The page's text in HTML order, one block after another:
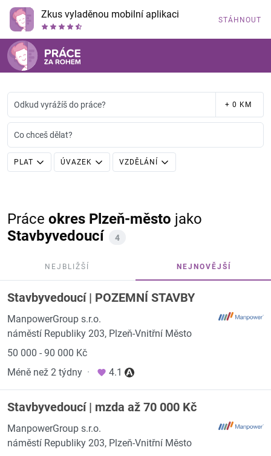
Zkus vyladěnou mobilní aplikaci STÁHNOUT
Odkud vyrážíš do práce? + 0 KM
Co chceš dělat?
PLAT ÚVAZEK VZDĚLÁNÍ
Práce okres Plzeň-město jako
Stavbyvedoucí
4
NEJBLIŽŠÍ NEJNOVĚJŠÍ
Stavbyvedoucí | POZEMNÍ STAVBY
ManpowerGroup s.r.o.
náměstí Republiky 203, Plzeň-Vnitřní Město
50 000 - 90 000 Kč
Méně než 2 týdny · 4.1
Stavbyvedoucí | mzda až 70 000 Kč
ManpowerGroup s.r.o.
náměstí Republiky 203, Plzeň-Vnitřní Město